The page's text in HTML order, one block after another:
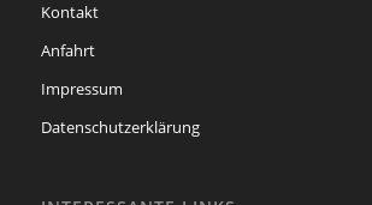
Kontakt
Anfahrt
Impressum
Datenschutzerklärung